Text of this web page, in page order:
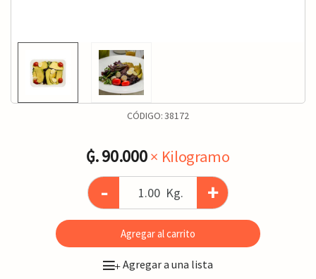
CÓDIGO:38172
₲. 90.000× Kilogramo
- Kg. +
Agregar al carrito
+Agregar a una lista